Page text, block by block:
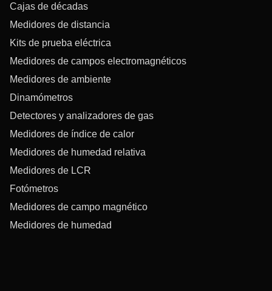
Cajas de décadas
Medidores de distancia
Kits de prueba eléctrica
Medidores de campos electromagnéticos
Medidores de ambiente
Dinamómetros
Detectores y analizadores de gas
Medidores de índice de calor
Medidores de humedad relativa
Medidores de LCR
Fotómetros
Medidores de campo magnético
Medidores de humedad